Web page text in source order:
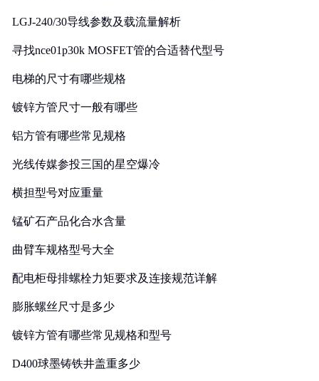
LGJ-240/30导线参数及载流量解析
寻找nce01p30k MOSFET管的合适替代型号
电梯的尺寸有哪些规格
镀锌方管尺寸一般有哪些
铝方管有哪些常见规格
光线传媒参投三国的星空爆冷
横担型号对应重量
锰矿石产品化合水含量
曲臂车规格型号大全
配电柜母排螺栓力矩要求及连接规范详解
膨胀螺丝尺寸是多少
镀锌方管有哪些常见规格和型号
D400球墨铸铁井盖重多少